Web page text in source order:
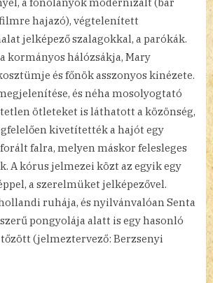
hajazó), végtelenített
jelképező szalagokkal, a parókák.
kormányos hálózsákja, Mary
és főnök asszonyos kinézete.
és néha mosolyogtató
ötleteket is láthatott a közönség,
kivetítették a hajót egy
falra, melyen máskor felesleges
A kórus jelmezei közt az egyik egy
a szerelmüket jelképezővel.
ruhája, és nyilvánvalóan Senta
pongyolája alatt is egy hasonló
(jelmeztervező: Berzsenyi